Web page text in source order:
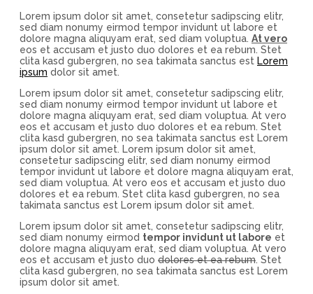
Lorem ipsum dolor sit amet, consetetur sadipscing elitr,
sed diam nonumy eirmod tempor invidunt ut labore et
dolore magna aliquyam erat, sed diam voluptua. At vero
eos et accusam et justo duo dolores et ea rebum. Stet
clita kasd gubergren, no sea takimata sanctus est Lorem
ipsum dolor sit amet.
Lorem ipsum dolor sit amet, consetetur sadipscing elitr,
sed diam nonumy eirmod tempor invidunt ut labore et
dolore magna aliquyam erat, sed diam voluptua. At vero
eos et accusam et justo duo dolores et ea rebum. Stet
clita kasd gubergren, no sea takimata sanctus est Lorem
ipsum dolor sit amet. Lorem ipsum dolor sit amet,
consetetur sadipscing elitr, sed diam nonumy eirmod
tempor invidunt ut labore et dolore magna aliquyam erat,
sed diam voluptua. At vero eos et accusam et justo duo
dolores et ea rebum. Stet clita kasd gubergren, no sea
takimata sanctus est Lorem ipsum dolor sit amet.
Lorem ipsum dolor sit amet, consetetur sadipscing elitr,
sed diam nonumy eirmod tempor invidunt ut labore et
dolore magna aliquyam erat, sed diam voluptua. At vero
eos et accusam et justo duo dolores et ea rebum. Stet
clita kasd gubergren, no sea takimata sanctus est Lorem
ipsum dolor sit amet.